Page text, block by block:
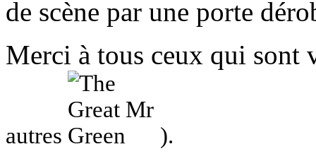
de scène par une porte
Merci à tous ceux qui sont
autres ).